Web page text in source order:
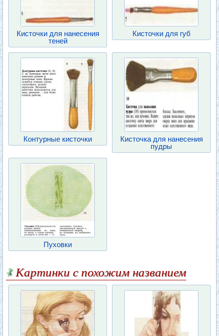
Кисточки для нанесения
теней
Кисточки для губ
Контурные кисточки
Кисточка для нанесения
пудры
Пуховки
Картинки с похожим названием